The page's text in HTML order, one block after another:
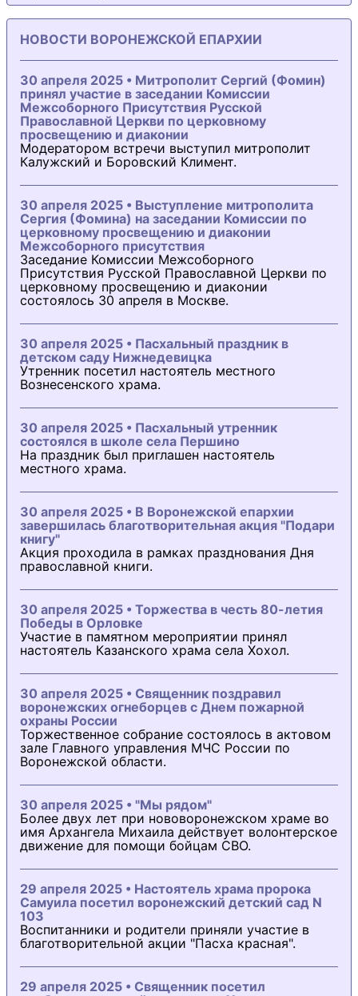
НОВОСТИ ВОРОНЕЖСКОЙ ЕПАРХИИ
30 апреля 2025 • Митрополит Сергий (Фомин)
принял участие в заседании Комиссии
Межсоборного Присутствия Русской
Православной Церкви по церковному
просвещению и диаконии
Модератором встречи выступил митрополит
Калужский и Боровский Климент.
30 апреля 2025 • Выступление митрополита
Сергия (Фомина) на заседании Комиссии по
церковному просвещению и диаконии
Межсоборного присутствия
Заседание Комиссии Межсоборного
Присутствия Русской Православной Церкви по
церковному просвещению и диаконии
состоялось 30 апреля в Москве.
30 апреля 2025 • Пасхальный праздник в
детском саду Нижнедевицка
Утренник посетил настоятель местного
Вознесенского храма.
30 апреля 2025 • Пасхальный утренник
состоялся в школе села Першино
На праздник был приглашен настоятель
местного храма.
30 апреля 2025 • В Воронежской епархии
завершилась благотворительная акция "Подари
книгу"
Акция проходила в рамках празднования Дня
православной книги.
30 апреля 2025 • Торжества в честь 80-летия
Победы в Орловке
Участие в памятном мероприятии принял
настоятель Казанского храма села Хохол.
30 апреля 2025 • Священник поздравил
воронежских огнеборцев с Днем пожарной
охраны России
Торжественное собрание состоялось в актовом
зале Главного управления МЧС России по
Воронежской области.
30 апреля 2025 • "Мы рядом"
Более двух лет при нововоронежском храме во
имя Архангела Михаила действует волонтерское
движение для помощи бойцам СВО.
29 апреля 2025 • Настоятель храма пророка
Самуила посетил воронежский детский сад N
103
Воспитанники и родители приняли участие в
благотворительной акции "Пасха красная".
29 апреля 2025 • Священник посетил